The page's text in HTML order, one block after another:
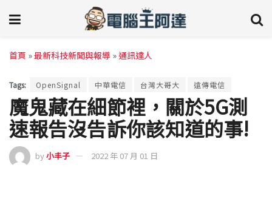
首頁 »最新科技新聞與報導 »通訊達人
Tags: OpenSignal 中華電信 台灣大哥大 遠傳電信
魔鬼藏在細節裡，關於5G測
速報告沒告訴你該知道的事!
by小丰子 2022 年 07 月 01 日